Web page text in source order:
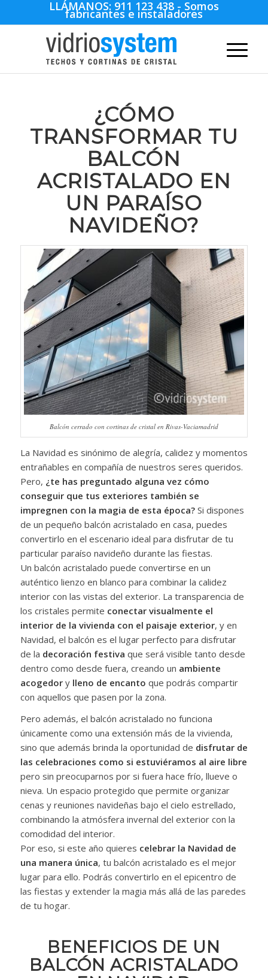
LLÁMANOS: 911 123 438 - Somos
fabricantes e instaladores
¿CÓMO
TRANSFORMAR TU
BALCÓN
ACRISTALADO EN
UN PARAÍSO
NAVIDEÑO?
Balcón cerrado con cortinas de cristal en Rivas-Vaciamadrid
La Navidad es sinónimo de alegría, calidez y momentos
entrañables en compañía de nuestros seres queridos.
Pero, ¿te has preguntado alguna vez cómo
conseguir que tus exteriores también se
impregnen con la magia de esta época?Si dispones
de un pequeño balcón acristalado en casa, puedes
convertirlo en el escenario ideal para disfrutar de tu
particular paraíso navideño durante las fiestas.
Un balcón acristalado puede convertirse en un
auténtico lienzo en blanco para combinar la calidez
interior con las vistas del exterior. La transparencia de
los cristales permite conectar visualmente el
interior de la vivienda con el paisaje exterior, y en
Navidad, el balcón es el lugar perfecto para disfrutar
de la decoración festiva que será visible tanto desde
dentro como desde fuera, creando un ambiente
acogedory lleno de encanto que podrás compartir
con aquellos que pasen por la zona.
Pero además, el balcón acristalado no funciona
únicamente como una extensión más de la vivienda,
sino que además brinda la oportunidad de disfrutar de
las celebraciones como si estuviéramos al aire libre
pero sin preocuparnos por si fuera hace frío, llueve o
nieva. Un espacio protegido que permite organizar
cenas y reuniones navideñas bajo el cielo estrellado,
combinando la atmósfera invernal del exterior con la
comodidad del interior.
Por eso, si este año quieres celebrar la Navidad de
una manera única, tu balcón acristalado es el mejor
lugar para ello. Podrás convertirlo en el epicentro de
las fiestas y extender la magia más allá de las paredes
de tu hogar.
BENEFICIOS DE UN
BALCÓN ACRISTALADO